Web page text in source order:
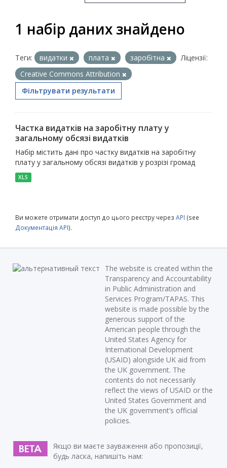
1 набір даних знайдено
Теги: видатки плата заробітна
Ліцензії:
Creative Commons Attribution
Фільтрувати результати
Частка видатків на заробітну плату у
загальному обсязі видатків
Набір містить дані про частку видатків на заробітну
плату у загальному обсязі видатків у розрізі громад
XLS
Ви можете отримати доступ до цього реєстру через API (see
Документація API).
The website is created within the
Transparency and Accountability
in Public Administration and
Services Program/TAPAS. This
website is made possible by the
generous support of the
American people through the
United States Agency for
International Development
(USAID) alongside UK aid from
the UK government. The
contents do not necessarily
reflect the views of USAID or the
United States Government and
the UK government’s official
policies.
Якщо ви маєте зауваження або пропозиції,
будь ласка, напишіть нам: